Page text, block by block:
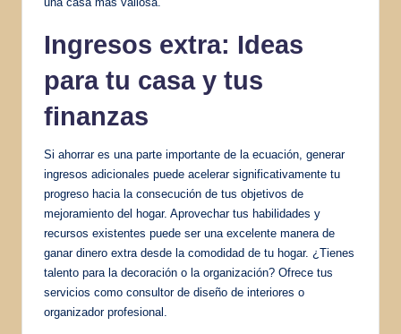
Ingresos extra: Ideas
para tu casa y tus
finanzas
Si ahorrar es una parte importante de la ecuación, generar
ingresos adicionales puede acelerar significativamente tu
progreso hacia la consecución de tus objetivos de
mejoramiento del hogar. Aprovechar tus habilidades y
recursos existentes puede ser una excelente manera de
ganar dinero extra desde la comodidad de tu hogar. ¿Tienes
talento para la decoración o la organización? Ofrece tus
servicios como consultor de diseño de interiores o
organizador profesional.